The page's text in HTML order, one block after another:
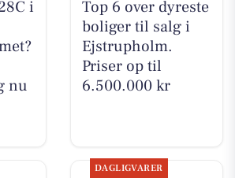
i
nu
Top 6 over dyreste
boliger til salg i
Ejstrupholm.
Priser op til
6.500.000 kr
DAGLIGVARER